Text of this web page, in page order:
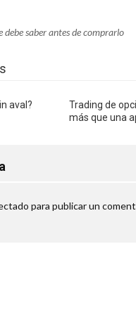
Venta de transfer de
Motivos para utilizar un
Ignifugaciones y
saber antes de comprarlo
aval?
Trading de
más que una
para publicar un